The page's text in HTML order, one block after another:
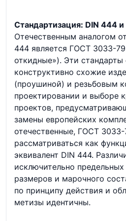
Стандартизация: DIN 444
Отечественным аналогом
444 является ГОСТ 3033-
откидные»). Эти
конструктивно схожие
(проушиной) и резьбовым
проектировании и выборе
проектов,
замены европейских
отечественные, ГОСТ
рассматриваться как
эквивалент DIN 444.
исключительно предельных
размеров и марочного
по принципу действия и
метизы идентичны.